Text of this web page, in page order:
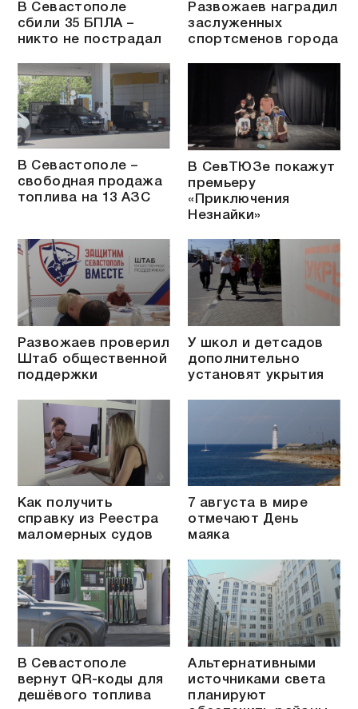
В Севастополе
сбили 35 БПЛА –
никто не пострадал
Развожаев наградил
заслуженных
спортсменов города
В Севастополе –
свободная продажа
топлива на 13 АЗС
В СевТЮЗе покажут
премьеру
«Приключения
Незнайки»
Развожаев проверил
Штаб общественной
поддержки
У школ и детсадов
дополнительно
установят укрытия
Как получить
справку из Реестра
маломерных судов
7 августа в мире
отмечают День
маяка
В Севастополе
вернут QR-коды для
дешёвого топлива
Альтернативными
источниками света
планируют